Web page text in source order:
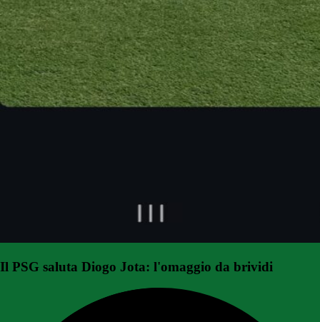
Il PSG saluta Diogo Jota: l'omaggio da brividi